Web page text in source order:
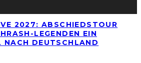
2027: ABSCHIEDSTOUR
LEGENDEN EIN
NACH DEUTSCHLAND